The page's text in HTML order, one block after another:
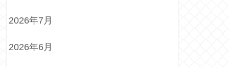
2026年7月
2026年6月